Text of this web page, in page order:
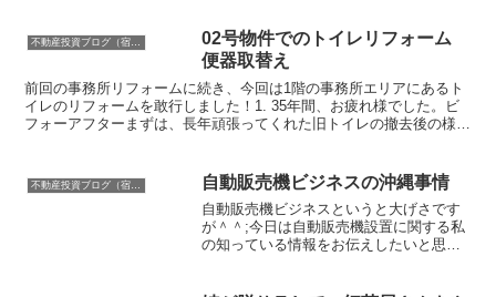
02号物件でのトイレリフォーム
便器取替え
前回の事務所リフォームに続き、今回は1階の事務所エリアにあるト
イレのリフォームを敢行しました！1. 35年間、お疲れ様でした。ビ
フォーアフターまずは、長年頑張ってくれた旧トイレの撤去後の様子
自動販売機ビジネスの沖縄事情
自動販売機ビジネスというと大げさです
が＾＾;今日は自動販売機設置に関する私
の知っている情報をお伝えしたいと思い